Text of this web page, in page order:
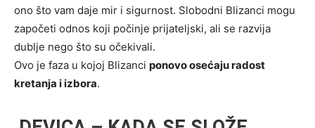
ono što vam daje mir i sigurnost. Slobodni Blizanci mogu
započeti odnos koji počinje prijateljski, ali se razvija
dublje nego što su očekivali.
Ovo je faza u kojoj Blizanci ponovo osećaju radost
kretanja i izbora.